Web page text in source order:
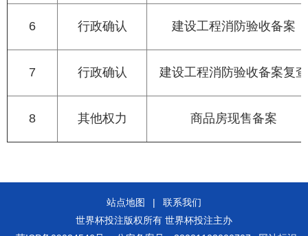
6 行政确认 建设工程消防验收备案
7 行政确认 建设工程消防验收备案复查
8 其他权力 商品房现售备案
站点地图 |
联系我们
世界杯投注版权所有 世界杯投注主办